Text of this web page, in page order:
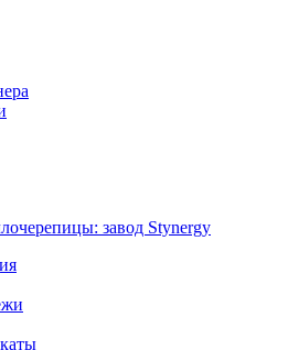
завод Stynergy